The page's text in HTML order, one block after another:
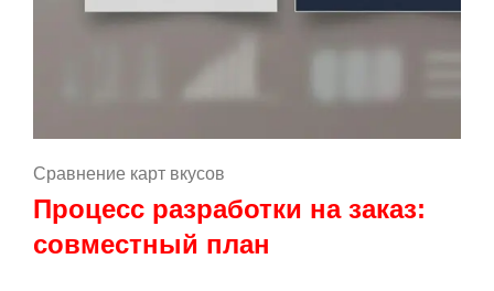
Сравнение карт вкусов
Процесс разработки на заказ:
совместный план